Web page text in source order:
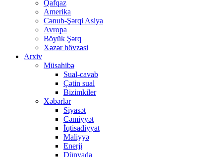
Qafqaz
Amerika
Cənub-Şərqi Asiya
Avropa
Böyük Şərq
Xəzər hövzəsi
Arxiv
Müsahibə
Sual-cavab
Çətin sual
Bizimkiler
Xəbərlər
Siyasət
Cəmiyyət
İqtisadiyyat
Maliyyə
Enerji
Dünyada